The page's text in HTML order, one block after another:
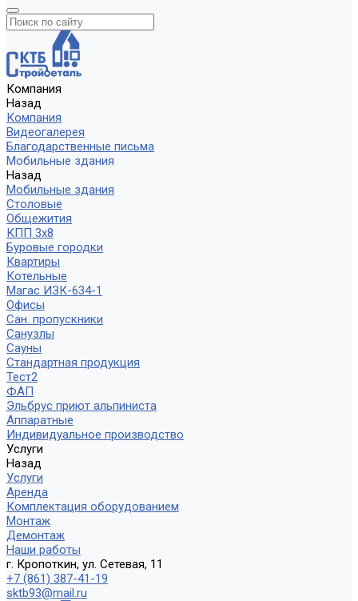
Компания
Назад
Компания
Видеогалерея
Благодарственные письма
Мобильные здания
Назад
Мобильные здания
Столовые
Общежития
КПП 3х8
Буровые городки
Квартиры
Котельные
Магас ИЗК-634-1
Офисы
Сан. пропускники
Санузлы
Сауны
Стандартная продукция
Тест2
ФАП
Эльбрус приют альпиниста
Аппаратные
Индивидуальное производство
Услуги
Назад
Услуги
Аренда
Комплектация оборудованием
Монтаж
Демонтаж
Наши работы
г. Кропоткин, ул. Сетевая, 11
+7 (861) 387-41-19
sktb93@mail.ru